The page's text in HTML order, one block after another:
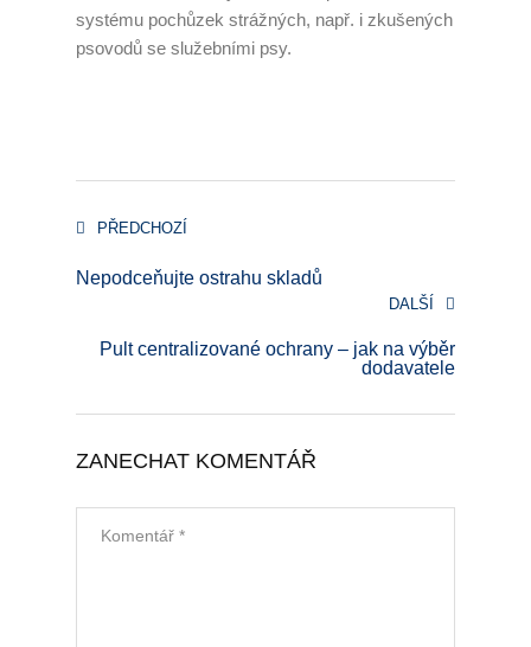
systému pochůzek strážných, např. i zkušených
psovodů se služebními psy.
PŘEDCHOZÍ
Nepodceňujte ostrahu skladů
DALŠÍ
Pult centralizované ochrany – jak na výběr
dodavatele
ZANECHAT KOMENTÁŘ